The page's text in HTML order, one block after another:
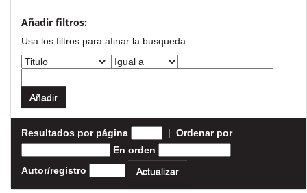
Añadir filtros:
Usa los filtros para afinar la busqueda.
Resultados por página | Ordenar por
En orden
Autor/registro